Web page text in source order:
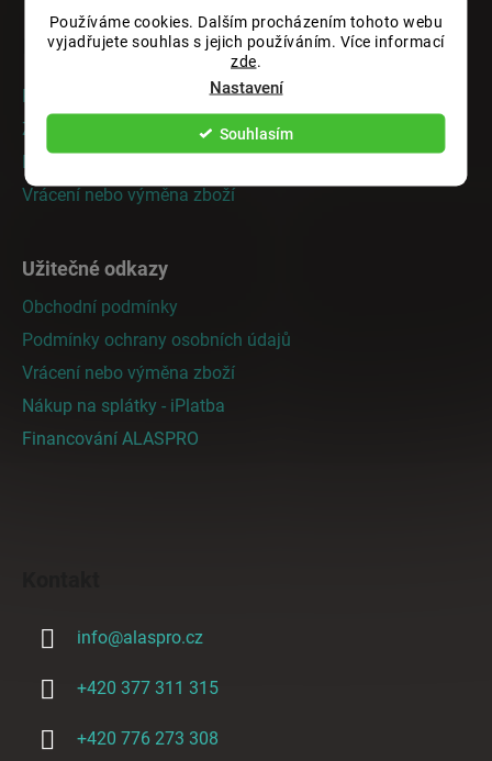
Používáme cookies. Dalším procházením tohoto webu
vyjadřujete souhlas s jejich používáním. Více informací
zde
Nastavení
Souhlasím
Informace pro vás
Rady a tipy
Zakázková výroba
Doprava a platba
Vrácení nebo výměna zboží
Užitečné odkazy
Obchodní podmínky
Podmínky ochrany osobních údajů
Vrácení nebo výměna zboží
Nákup na splátky - iPlatba
Financování ALASPRO
info@alaspro.cz
+420 377 311 315
+420 776 273 308